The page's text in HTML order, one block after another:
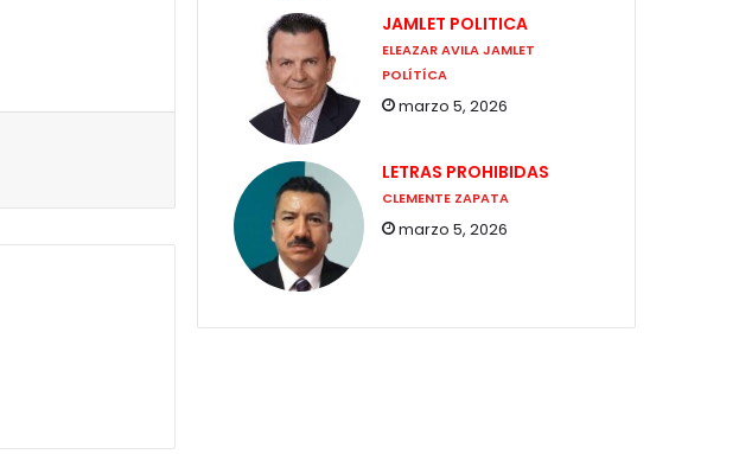
JAMLET POLITICA
ELEAZAR AVILA JAMLET
POLÍTÍCA
marzo 5, 2026
LETRAS PROHIBIDAS
CLEMENTE ZAPATA
marzo 5, 2026